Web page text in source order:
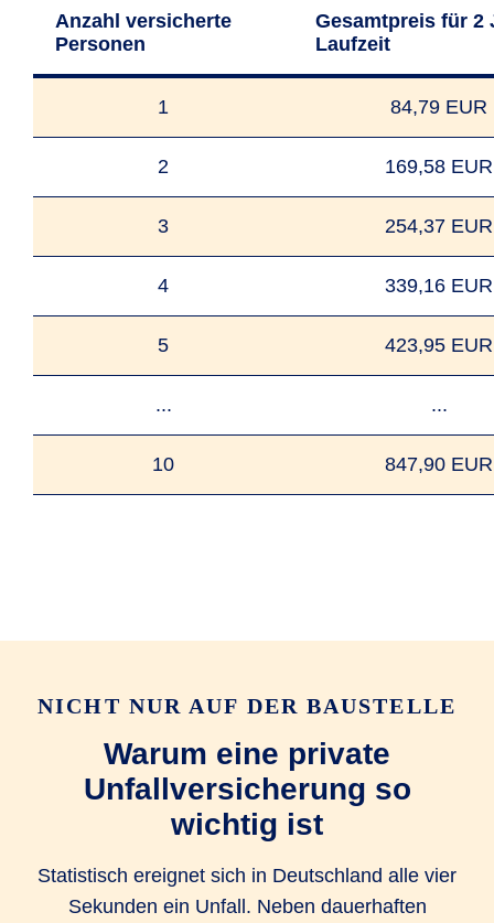
Anzahl versicherte
Personen
Gesamtpreis für 2
Laufzeit
1 84,79 EUR
2 169,58 EUR
3 254,37 EUR
4 339,16 EUR
5 423,95 EUR
... ...
10 847,90 EUR
NICHT NUR AUF DER BAUSTELLE
Warum eine private
Unfallversicherung so
wichtig ist
Statistisch ereignet sich in Deutschland alle vier
Sekunden ein Unfall. Neben dauerhaften